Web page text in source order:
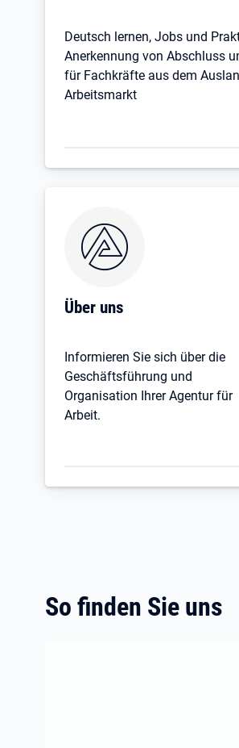
Deutsch lernen, Jobs und
Anerkennung von Abschluss
für Fachkräfte aus dem
Arbeitsmarkt
Über uns
Informieren Sie sich über die
Geschäftsführung und
Organisation Ihrer Agentur für
Arbeit.
So finden Sie uns